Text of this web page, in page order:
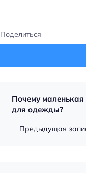
Поделиться
Почему
для одежды?
Предыдущая